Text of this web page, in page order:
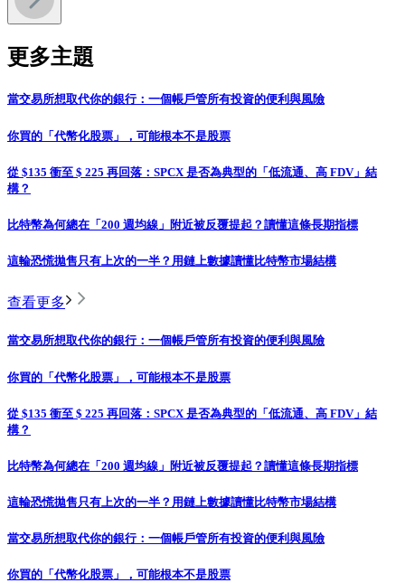
更多主題
當交易所想取代你的銀行：一個帳戶管所有投資的便利與風險
你買的「代幣化股票」，可能根本不是股票
從 $135 衝至 $ 225 再回落：SPCX 是否為典型的「低流通、高 FDV」結
構？
比特幣為何總在「200 週均線」附近被反覆提起？讀懂這條長期指標
這輪恐慌拋售只有上次的一半？用鏈上數據讀懂比特幣市場結構
查看更多
當交易所想取代你的銀行：一個帳戶管所有投資的便利與風險
你買的「代幣化股票」，可能根本不是股票
從 $135 衝至 $ 225 再回落：SPCX 是否為典型的「低流通、高 FDV」結
構？
比特幣為何總在「200 週均線」附近被反覆提起？讀懂這條長期指標
這輪恐慌拋售只有上次的一半？用鏈上數據讀懂比特幣市場結構
當交易所想取代你的銀行：一個帳戶管所有投資的便利與風險
你買的「代幣化股票」，可能根本不是股票